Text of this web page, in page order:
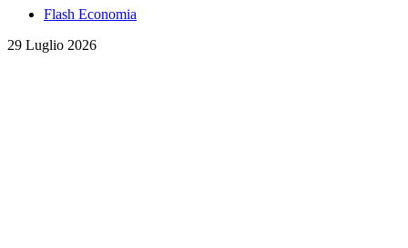
Flash Economia
29 Luglio 2026